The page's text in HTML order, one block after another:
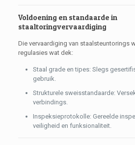
Voldoening en standaarde in
staaltoringvervaardiging
Die vervaardiging van staalsteuntorings
regulasies wat dek:
Staal grade en tipes: Slegs
gebruik.
Strukturele sweisstandaarde:
verbindings.
Inspeksieprotokolle: Gereelde
veiligheid en funksionaliteit.